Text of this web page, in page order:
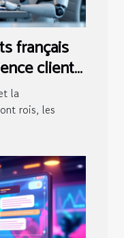
français
client
la
rois, les